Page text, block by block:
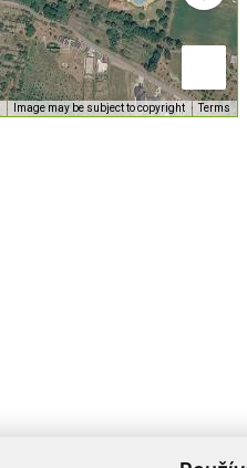
Image may be subject to copyright Terms